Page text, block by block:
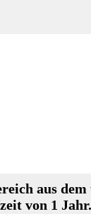
aus
von 1 Jahr.